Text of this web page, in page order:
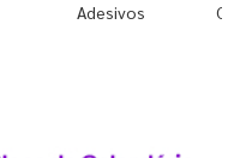
Adesivos